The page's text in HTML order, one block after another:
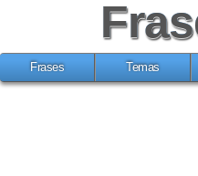
Frases Temas